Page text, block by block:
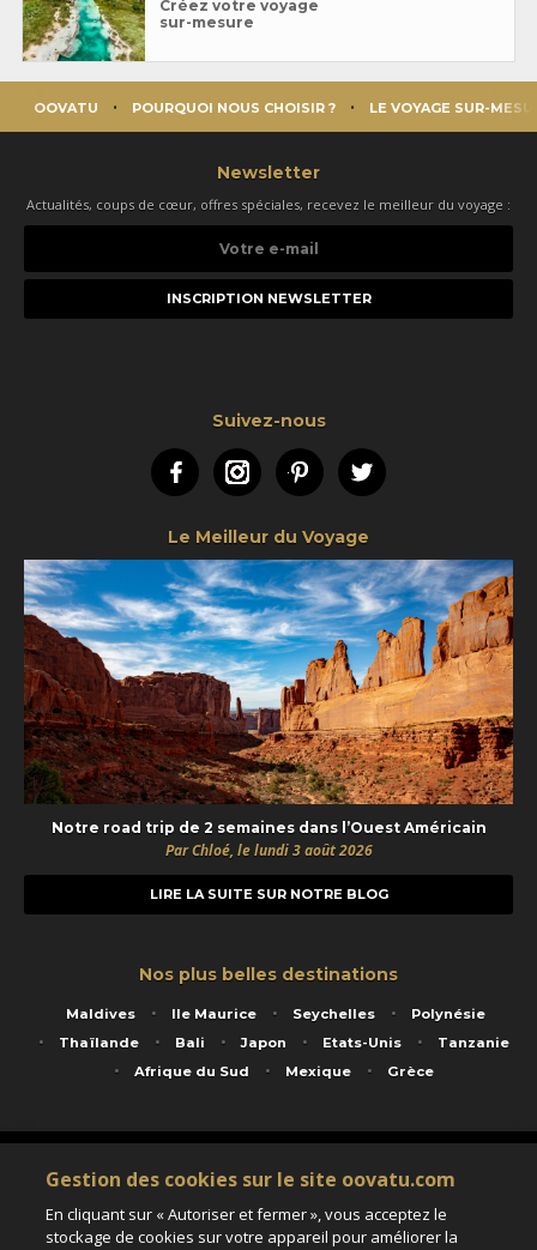
Créez votre voyage
sur-mesure
OOVATU POURQUOI NOUS CHOISIR ? LE VOYAGE SUR-
Newsletter
Actualités, coups de cœur, offres spéciales, recevez le meilleur du voyage :
e-
Suivez-nous
FacebookInstagramPinterestTwitter
Le Meilleur du Voyage
Notre road trip de 2 semaines dans l’Ouest Américain
Par Chloé, le lundi 3 août 2026
LIRE LA SUITE SUR NOTRE BLOG
Nos plus belles destinations
Maldives Ile Maurice Seychelles
Polynésie
Thaïlande
Bali Japon Etats-Unis
Tanzanie
Afrique du Sud
Mexique Grèce
Service animé par Nautil Voyages - 22 rue Georges Picquart 75017 Paris - S.A.S
au capital de 155 696 euros - RCS Paris B 423 671 973 - Code APE 7911Z
Matricule Atout France IM075100020 - Garantie financière Groupama - Agrément IATA
Assurance responsabilité civile et professionnelle HISCOX RCP0081066
Gestion des cookies sur le site oovatu.com
En cliquant sur « Autoriser et fermer », vous acceptez le
stockage de cookies sur votre appareil pour améliorer la